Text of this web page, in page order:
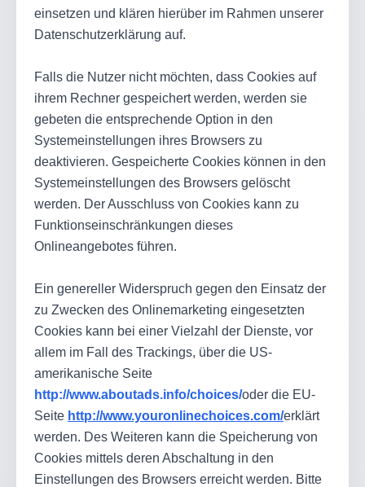
einsetzen und klären hierüber im Rahmen unserer
Datenschutzerklärung auf.
Falls die Nutzer nicht möchten, dass Cookies auf
ihrem Rechner gespeichert werden, werden sie
gebeten die entsprechende Option in den
Systemeinstellungen ihres Browsers zu
deaktivieren. Gespeicherte Cookies können in den
Systemeinstellungen des Browsers gelöscht
werden. Der Ausschluss von Cookies kann zu
Funktionseinschränkungen dieses
Onlineangebotes führen.
Ein genereller Widerspruch gegen den Einsatz der
zu Zwecken des Onlinemarketing eingesetzten
Cookies kann bei einer Vielzahl der Dienste, vor
allem im Fall des Trackings, über die US-
amerikanische Seite
http://www.aboutads.info/choices/oder die EU-
Seite http://www.youronlinechoices.com/erklärt
werden. Des Weiteren kann die Speicherung von
Cookies mittels deren Abschaltung in den
Einstellungen des Browsers erreicht werden. Bitte